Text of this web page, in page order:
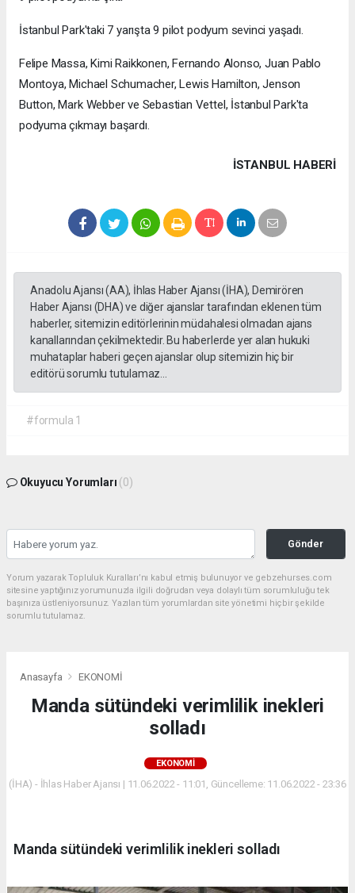
İstanbul Park'taki 7 yarışta 9 pilot podyum sevinci yaşadı.
Felipe Massa, Kimi Raikkonen, Fernando Alonso, Juan Pablo
Montoya, Michael Schumacher, Lewis Hamilton, Jenson
Button, Mark Webber ve Sebastian Vettel, İstanbul Park'ta
podyuma çıkmayı başardı.
İSTANBUL HABERİ
Anadolu Ajansı (AA), İhlas Haber Ajansı (İHA), Demirören
Haber Ajansı (DHA) ve diğer ajanslar tarafından eklenen tüm
haberler, sitemizin editörlerinin müdahalesi olmadan ajans
kanallarından çekilmektedir. Bu haberlerde yer alan hukuki
muhataplar haberi geçen ajanslar olup sitemizin hiç bir
editörü sorumlu tutulamaz...
#formula 1
Okuyucu Yorumları (0)
Gönder
Yorum yazarak Topluluk Kuralları’nı kabul etmiş bulunuyor ve gebzehurses.com
sitesine yaptığınız yorumunuzla ilgili doğrudan veya dolaylı tüm sorumluluğu tek
başınıza üstleniyorsunuz. Yazılan tüm yorumlardan site yönetimi hiçbir şekilde
sorumlu tutulamaz.
Anasayfa EKONOMİ
Manda sütündeki verimlilik inekleri
solladı
EKONOMİ
(İHA) - İhlas Haber Ajansı | 11.06.2022 - 11:01, Güncelleme: 11.06.2022 - 23:36
Manda sütündeki verimlilik inekleri solladı